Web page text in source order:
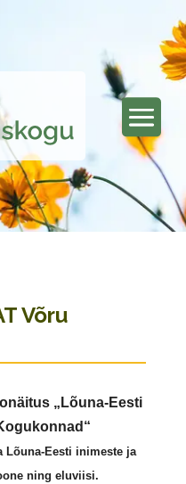
Võru
„Lõuna-Eesti
Lõuna-Eesti inimeste ja
ning eluviisi.